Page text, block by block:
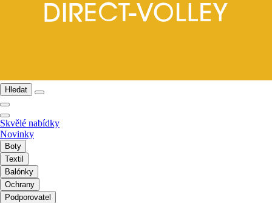
Hledat
Skvělé nabídky
Novinky
Boty
Textil
Balónky
Ochrany
Podporovatel